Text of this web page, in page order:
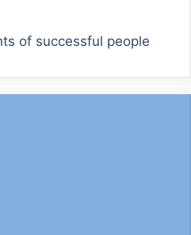
of successful people